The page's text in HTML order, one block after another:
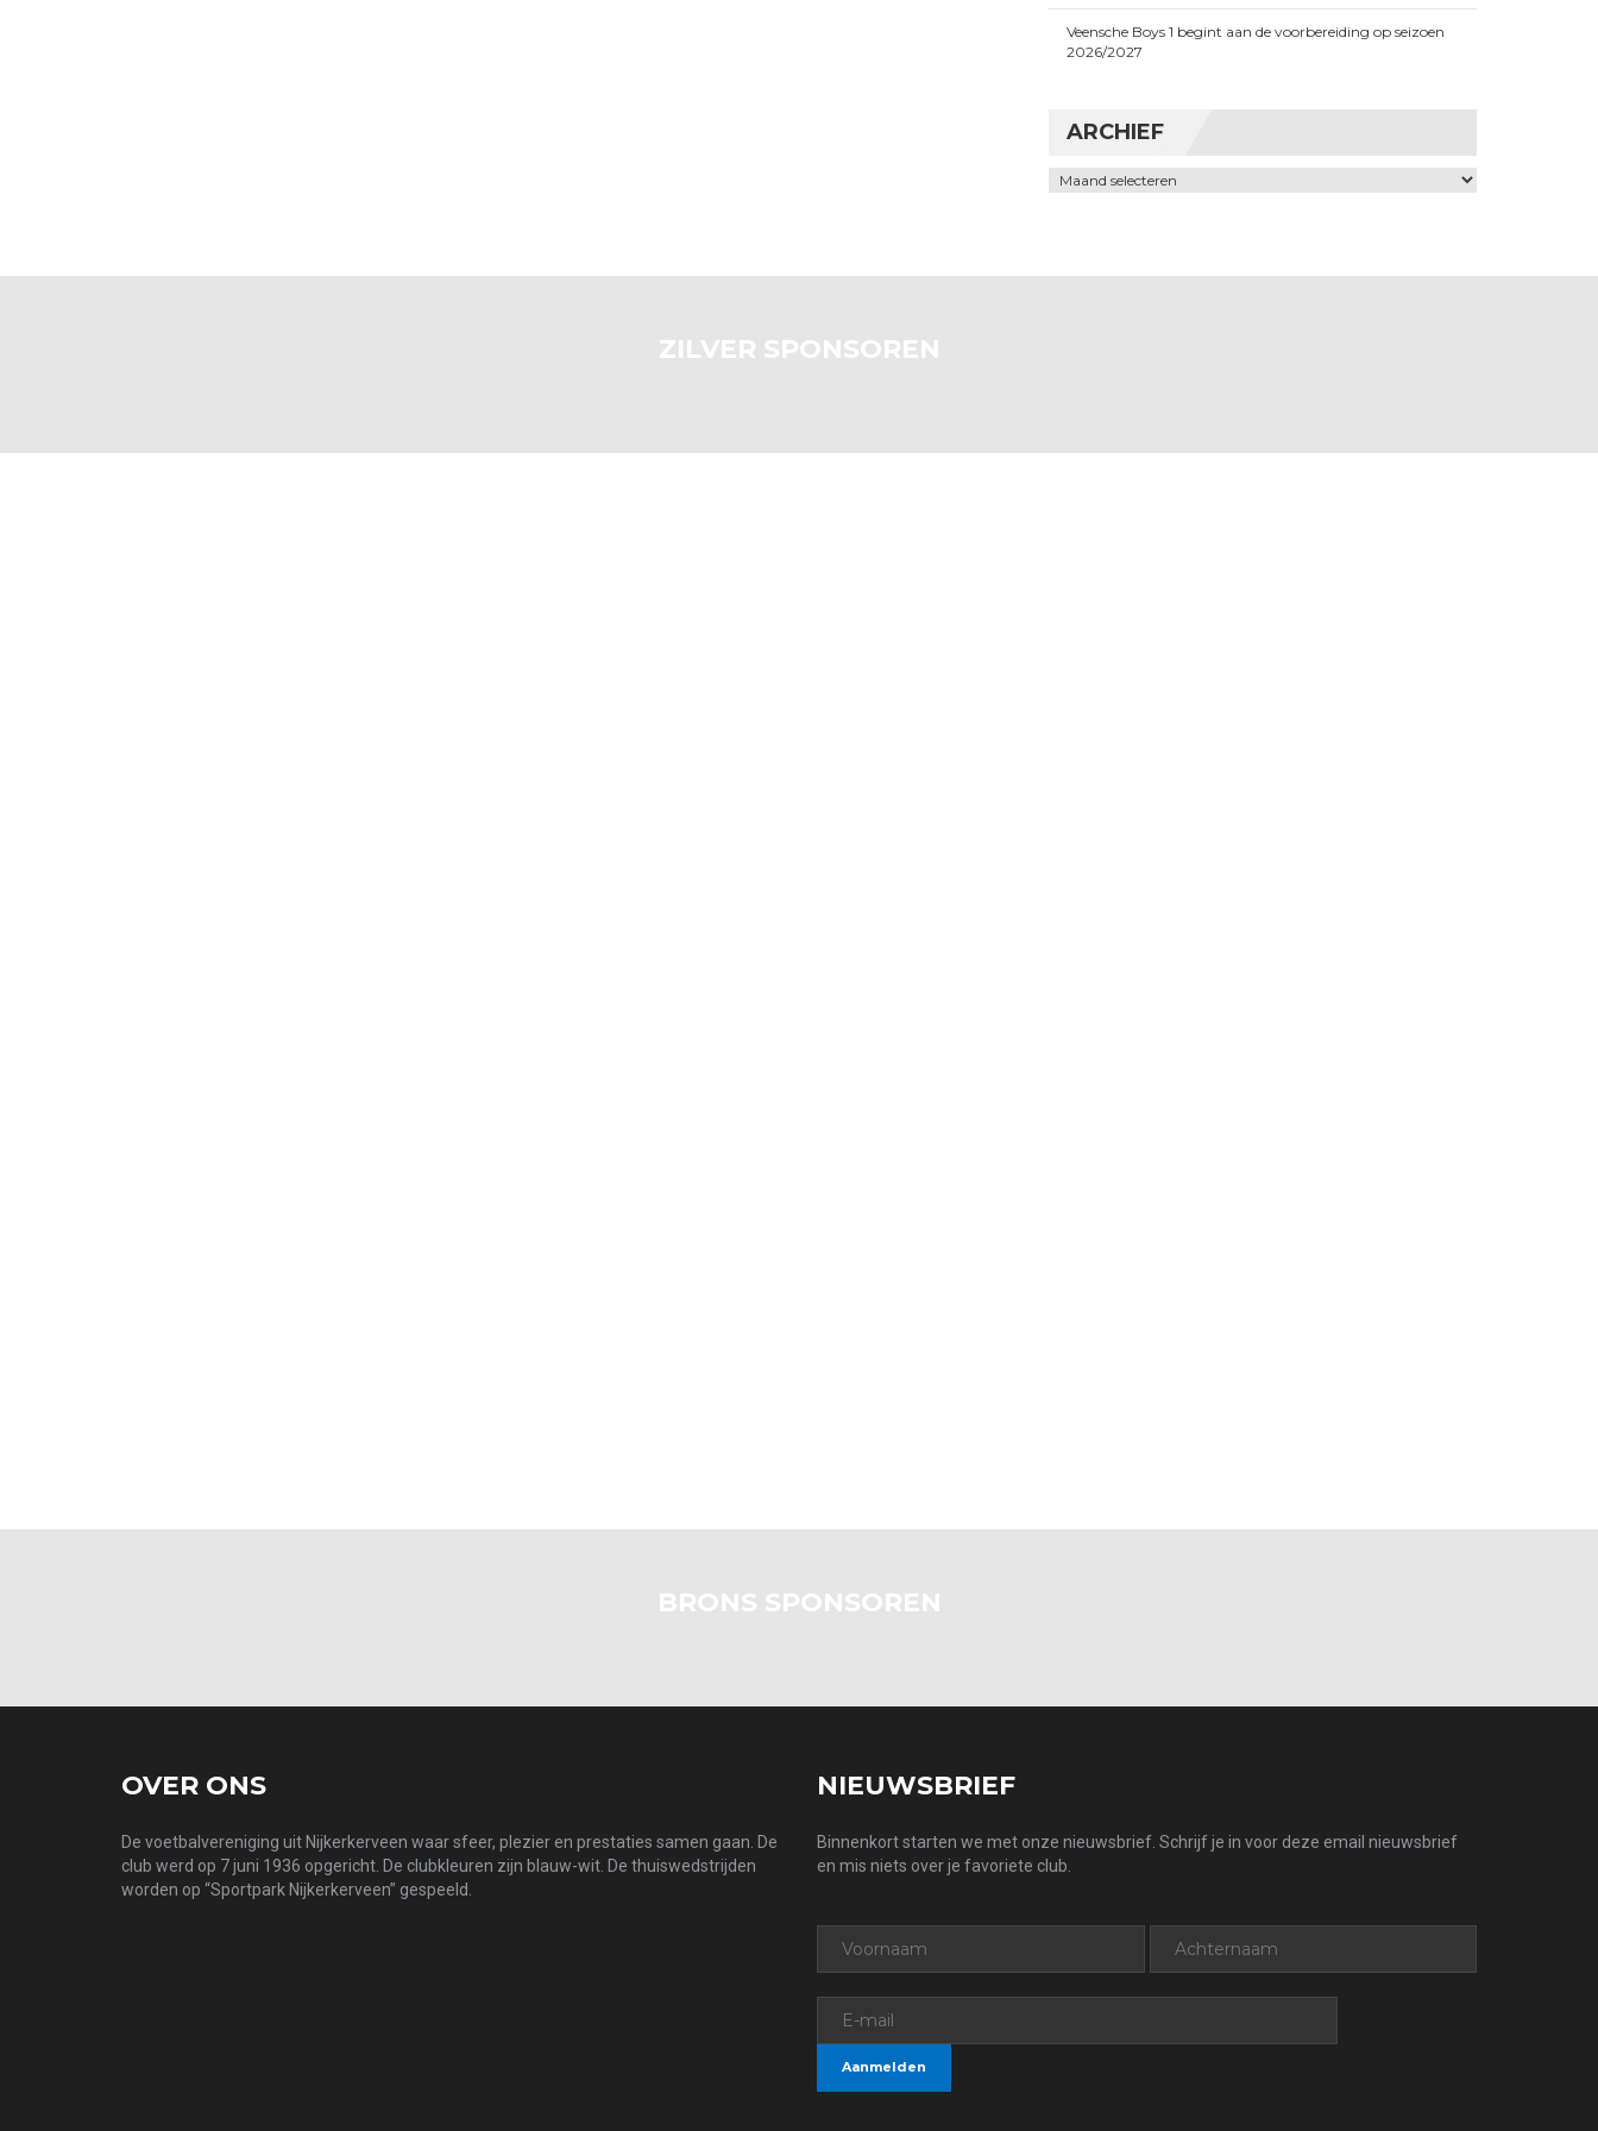
Veensche Boys 1 begint aan de voorbereiding op seizoen
2026/2027
ARCHIEF
Archief
ZILVER SPONSOREN
BRONS SPONSOREN
OVER ONS
De voetbalvereniging uit Nijkerkerveen waar sfeer, plezier en prestaties samen gaan. De
club werd op 7 juni 1936 opgericht. De clubkleuren zijn blauw-wit. De thuiswedstrijden
worden op “Sportpark Nijkerkerveen” gespeeld.
NIEUWSBRIEF
Binnenkort starten we met onze nieuwsbrief. Schrijf je in voor deze email nieuwsbrief
en mis niets over je favoriete club.